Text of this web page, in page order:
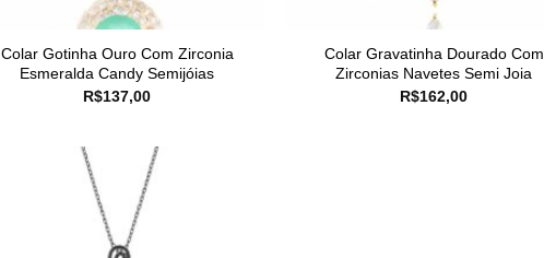
Colar Gotinha Ouro Com Zirconia
Esmeralda Candy Semijóias
R$137,00
Colar Gravatinha Dourado Com
Zirconias Navetes Semi Joia
R$162,00